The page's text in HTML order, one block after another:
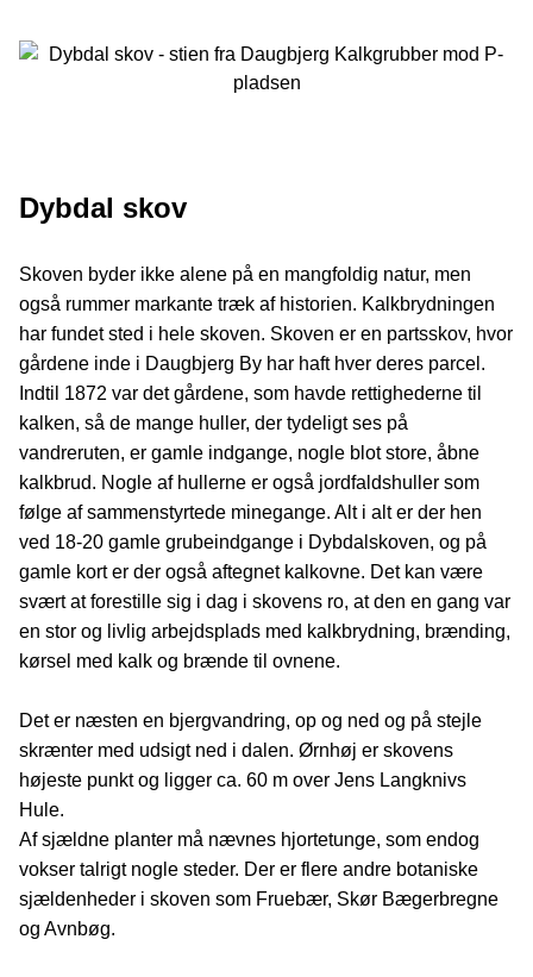
Dybdal skov
Skoven byder ikke alene på en mangfoldig natur, men
også rummer markante træk af historien. Kalkbrydningen
har fundet sted i hele skoven. Skoven er en partsskov, hvor
gårdene inde i Daugbjerg By har haft hver deres parcel.
Indtil 1872 var det gårdene, som havde rettighederne til
kalken, så de mange huller, der tydeligt ses på
vandreruten, er gamle indgange, nogle blot store, åbne
kalkbrud. Nogle af hullerne er også jordfaldshuller som
følge af sammenstyrtede minegange. Alt i alt er der hen
ved 18-20 gamle grubeindgange i Dybdalskoven, og på
gamle kort er der også aftegnet kalkovne. Det kan være
svært at forestille sig i dag i skovens ro, at den en gang var
en stor og livlig arbejdsplads med kalkbrydning, brænding,
kørsel med kalk og brænde til ovnene.
Det er næsten en bjergvandring, op og ned og på stejle
skrænter med udsigt ned i dalen. Ørnhøj er skovens
højeste punkt og ligger ca. 60 m over Jens Langknivs
Hule.
Af sjældne planter må nævnes hjortetunge, som endog
vokser talrigt nogle steder. Der er flere andre botaniske
sjældenheder i skoven som Fruebær, Skør Bægerbregne
og Avnbøg.